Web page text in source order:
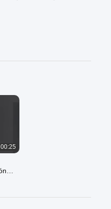
de la contaminación
Estados miembros
en lo que se
00:25